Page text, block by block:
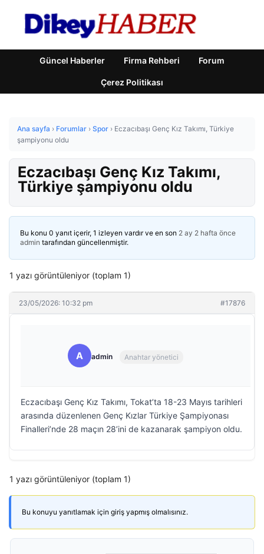
Güncel Haberler Firma Rehberi Forum
Çerez Politikası
Ana sayfa › Forumlar › Spor › Eczacıbaşı Genç Kız Takımı, Türkiye
şampiyonu oldu
Eczacıbaşı Genç Kız Takımı,
Türkiye şampiyonu oldu
Bu konu 0 yanıt içerir, 1 izleyen vardır ve en son 2 ay 2 hafta önce
admin tarafından güncellenmiştir.
1 yazı görüntüleniyor (toplam 1)
23/05/2026: 10:32 pm #17876
A admin Anahtar yönetici
Eczacıbaşı Genç Kız Takımı, Tokat’ta 18-23 Mayıs tarihleri
arasında düzenlenen Genç Kızlar Türkiye Şampiyonası
Finalleri’nde 28 maçın 28’ini de kazanarak şampiyon oldu.
1 yazı görüntüleniyor (toplam 1)
Bu konuyu yanıtlamak için giriş yapmış olmalısınız.